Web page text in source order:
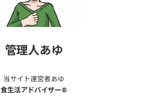
管理人あゆ
当サイト運営者あゆ
食生活アドバイザー®